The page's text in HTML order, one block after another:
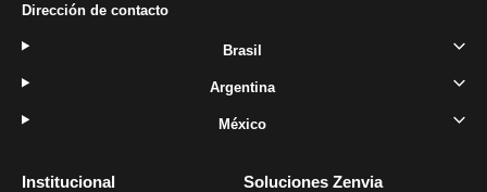
Institucional Soluciones Zenvia
Dirección de contacto
Brasil
Argentina
México